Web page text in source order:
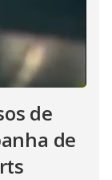
de
de